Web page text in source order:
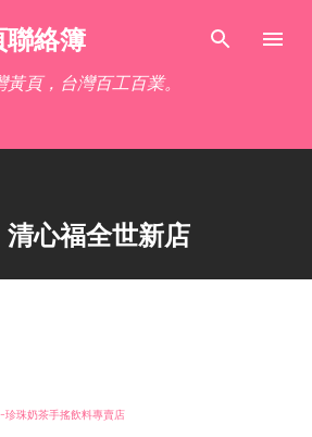
跳到主要內容
聯絡簿
頁，台灣百工百業。
清心福全世新店
珍珠奶茶手搖飲料專賣店